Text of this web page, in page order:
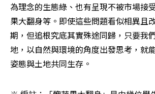
為理念的生態綠、也有呈現不被市場接
果大翻身等。即使這些問題看似相異且
期，但追根究底其實殊途同歸，只要我
地，以自然與環境的角度出發思考，就
姿態與土地共同生存。